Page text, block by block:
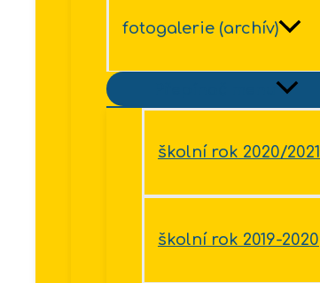
fotogalerie (archív)
školní rok 2020/2021
školní rok 2019-2020